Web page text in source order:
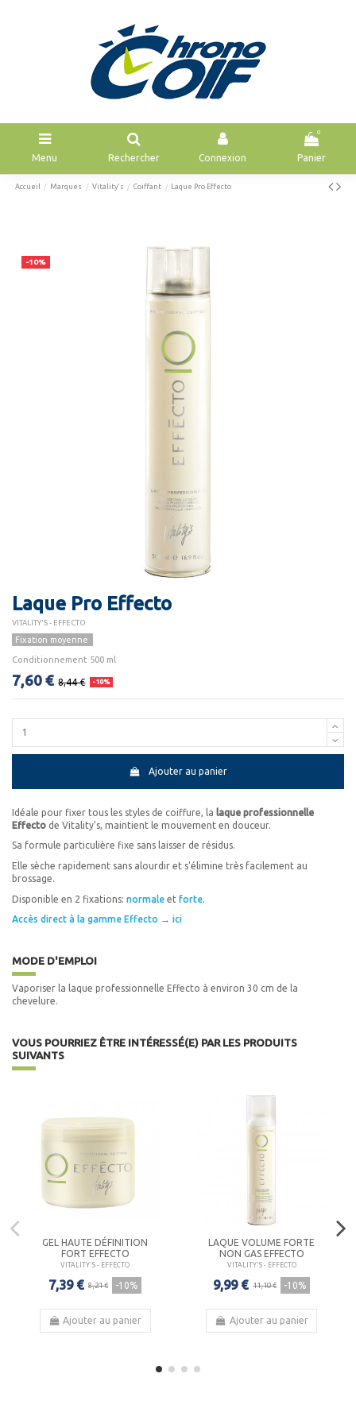
Menu Rechercher Connexion
0
Panier
Accueil Marques Vitality's Coiffant Laque Pro Effecto
-10%
Laque Pro Effecto
VITALITY'S - EFFECTO
Fixation moyenne
Conditionnement 500 ml
7,60 € 8,44 € -10%
Ajouter au panier
Idéale pour fixer tous les styles de coiffure, la laque professionnelle
Effecto de Vitality's, maintient le mouvement en douceur.
Sa formule particulière fixe sans laisser de résidus.
Elle sèche rapidement sans alourdir et s'élimine très facilement au
brossage.
Disponible en 2 fixations: normale et forte.
Accès direct à la gamme Effecto → ici
MODE D'EMPLOI
Vaporiser la laque professionnelle Effecto à environ 30 cm de la
chevelure.
VOUS POURRIEZ ÊTRE INTÉRESSÉ(E) PAR LES PRODUITS
SUIVANTS
GEL HAUTE DÉFINITION
FORT EFFECTO
VITALITY'S - EFFECTO
7,39 € 8,21 € -10%
Ajouter au panier
LAQUE VOLUME FORTE
NON GAS EFFECTO
VITALITY'S - EFFECTO
9,99 € 11,10 € -10%
Ajouter au panier